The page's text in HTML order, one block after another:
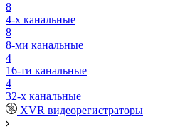
8
4-х канальные
8
8-ми канальные
4
16-ти канальные
4
32-х канальные
XVR видеорегистраторы